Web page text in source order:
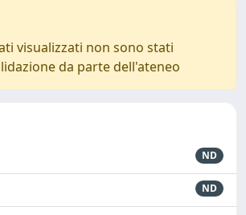
visualizzati non sono stati
da parte dell'ateneo
ND
ND